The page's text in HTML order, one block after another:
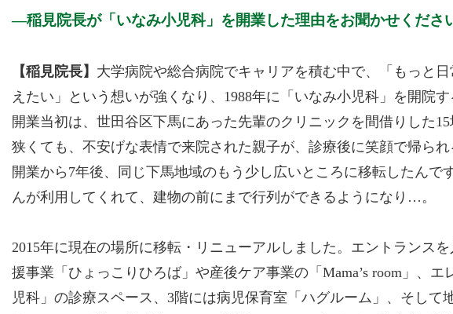
稲見院長が「いなみ小児科」を開業した理由をお聞かせくださ
【稲見院長】 大学病院や総合病院でキャリアを積む中で、「もっと
えたい」という想いが強くなり、1988年に「いなみ小児科」を開院す
開業当初は、世田谷区下馬にあった先輩のクリニックを間借りした
狭くても、不安げな表情で来院された親子が、診療後に笑顔で帰られ
開業から7年後、同じ下馬地域のもう少し広いところに移転したんで
んが利用してくれて、建物の前にまで行列ができるようになり…。
2015年に現在の場所に移転・リニューアルしました。エントランス
援事業「ひょっこりひろば」や産後ケア事業の「Mama’s room」、
児科」の診療スペース、3階には病児保育室「ハグルーム」、そして